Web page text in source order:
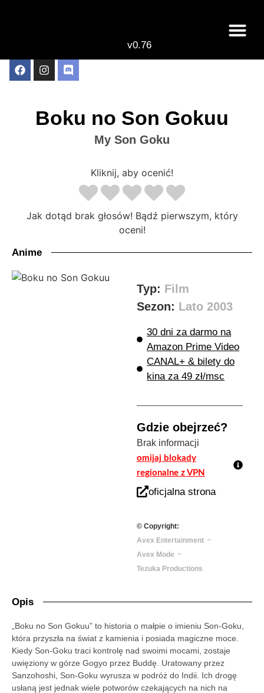
v0.76
Boku no Son Gokuu
My Son Goku
Kliknij, aby ocenić!
Jak dotąd brak głosów! Bądź pierwszym, który
oceni!
Anime
Typ: Film
Sezon: Lato 2003
30 dni za darmo na
Amazon Prime Video
CANAL+ & bilety do
kina za 49 zł/msc
Gdzie obejrzeć?
Brak informacji
omijaj blokady
regionalne z VPN
oficjalna strona
© Copyright:
Avex Entertainment-
Avex Mode -
Tezuka Productions
Opis
„Boku no Son Gokuu” to historia o małpie o imieniu Son-Goku,
która przyszła na świat z kamienia i posiada magiczne moce.
Kiedy Son-Goku traci kontrolę nad swoimi mocami, zostaje
uwięziony w górze Gogyo przez Buddę. Uratowany przez
Sanzohoshi, Son-Goku wyrusza w podróż do Indii. Ich drogę
usłaną jest jednak wiele potworów czekających na nich na